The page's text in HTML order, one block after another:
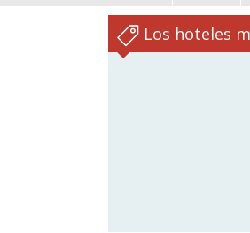
Los hoteles